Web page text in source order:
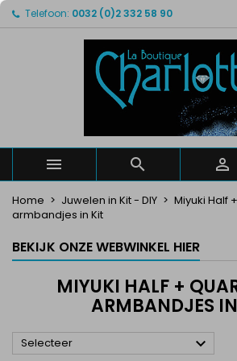
Telefoon: 0032 (0)2 332 58 90
  
Home Juwelen in Kit - DIY
Miyuki Half
armbandjes in Kit
BEKIJK ONZE WEBWINKEL HIER
MIYUKI HALF +
ARMBANDJES
Selecteer 
Mijn verlanglijsten
Maak een lijst
((modalTitle))
((confirmMessage))
Maak een verlanglijst
Verlanglijst naam
Annuleren
Inloggen
U moet ingelogd zijn om producten
Annuleren